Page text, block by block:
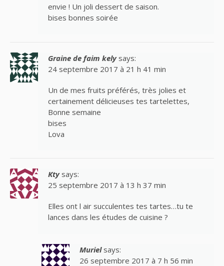
envie ! Un joli dessert de saison.
bises bonnes soirée
Graine de faim kely says:
24 septembre 2017 à 21 h 41 min
Un de mes fruits préférés, très jolies et
certainement délicieuses tes tartelettes,
Bonne semaine
bises
Lova
Kty says:
25 septembre 2017 à 13 h 37 min
Elles ont l air succulentes tes tartes…tu te
lances dans les études de cuisine ?
Muriel says:
26 septembre 2017 à 7 h 56 min